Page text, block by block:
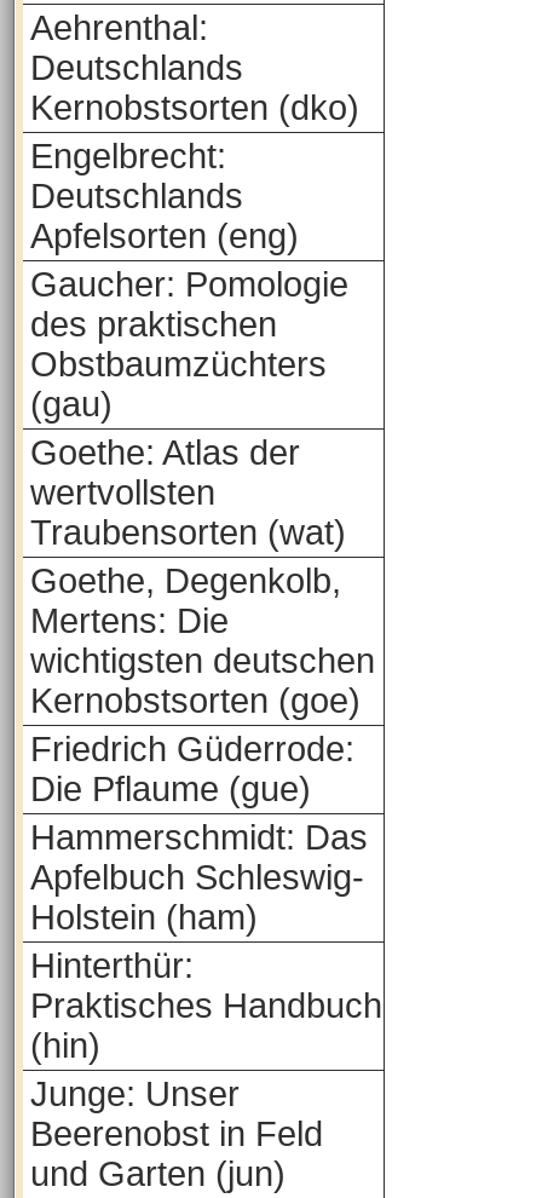
Aehrenthal:
Deutschlands
Kernobstsorten (dko)
Engelbrecht:
Deutschlands
Apfelsorten (eng)
Gaucher: Pomologie
des praktischen
Obstbaumzüchters
(gau)
Goethe: Atlas der
wertvollsten
Traubensorten (wat)
Goethe, Degenkolb,
Mertens: Die
wichtigsten deutschen
Kernobstsorten (goe)
Friedrich Güderrode:
Die Pflaume (gue)
Hammerschmidt: Das
Apfelbuch Schleswig-
Holstein (ham)
Hinterthür:
Praktisches Handbuch
(hin)
Junge: Unser
Beerenobst in Feld
und Garten (jun)